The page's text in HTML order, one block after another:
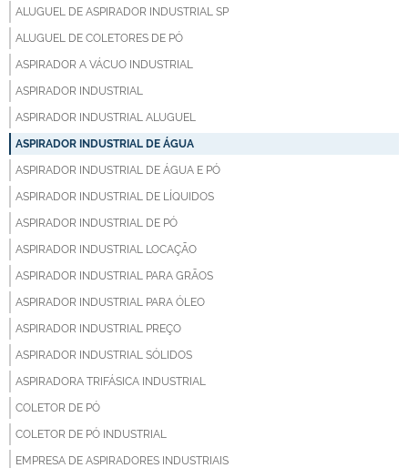
ALUGUEL DE ASPIRADOR INDUSTRIAL SP
ALUGUEL DE COLETORES DE PÓ
ASPIRADOR A VÁCUO INDUSTRIAL
ASPIRADOR INDUSTRIAL
ASPIRADOR INDUSTRIAL ALUGUEL
ASPIRADOR INDUSTRIAL DE ÁGUA
ASPIRADOR INDUSTRIAL DE ÁGUA E PÓ
ASPIRADOR INDUSTRIAL DE LÍQUIDOS
ASPIRADOR INDUSTRIAL DE PÓ
ASPIRADOR INDUSTRIAL LOCAÇÃO
ASPIRADOR INDUSTRIAL PARA GRÃOS
ASPIRADOR INDUSTRIAL PARA ÓLEO
ASPIRADOR INDUSTRIAL PREÇO
ASPIRADOR INDUSTRIAL SÓLIDOS
ASPIRADORA TRIFÁSICA INDUSTRIAL
COLETOR DE PÓ
COLETOR DE PÓ INDUSTRIAL
EMPRESA DE ASPIRADORES INDUSTRIAIS